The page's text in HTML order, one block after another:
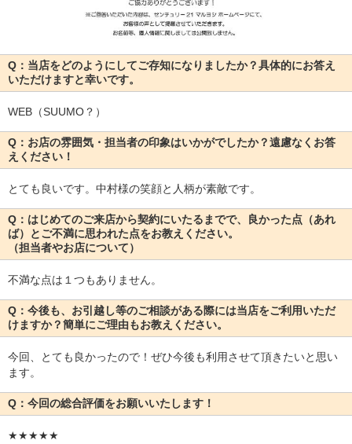
Q：当店をどのようにしてご存知になりましたか？具体的にお答え
いただけますと幸いです。
WEB（SUUMO？）
Q：お店の雰囲気・担当者の印象はいかがでしたか？遠慮なくお答
えください！
とても良いです。中村様の笑顔と人柄が素敵です。
Q：はじめてのご来店から契約にいたるまでで、良かった点（あれ
ば）とご不満に思われた点をお教えください。
（担当者やお店について）
不満な点は１つもありません。
Q：今後も、お引越し等のご相談がある際には当店をご利用いただ
けますか？簡単にご理由もお教えください。
今回、とても良かったので！ぜひ今後も利用させて頂きたいと思い
ます。
Q：今回の総合評価をお願いいたします！
★★★★★